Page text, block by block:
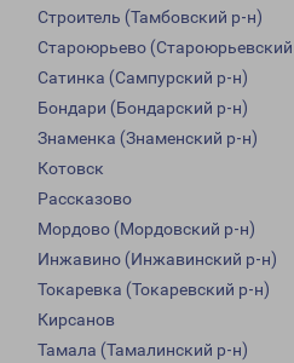
Строитель (Тамбовский р-н)
Староюрьево
Сатинка (Сампурский р-н)
Бондари (Бондарский р-н)
Знаменка (Знаменский р-н)
Котовск
Рассказово
Мордово (Мордовский р-н)
Инжавино (Инжавинский р-н)
Токаревка (Токаревский р-н)
Кирсанов
Тамала (Тамалинский р-н)